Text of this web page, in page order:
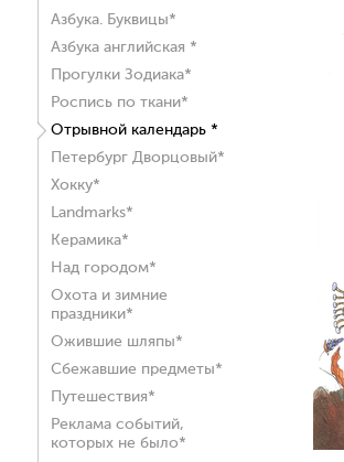
Азбука. Буквицы*
Азбука английская *
Прогулки Зодиака*
Роспись по ткани*
Отрывной календарь *
Петербург Дворцовый*
Хокку*
Landmarks*
Керамика*
Над городом*
Охота и зимние
праздники*
Ожившие шляпы*
Сбежавшие предметы*
Путешествия*
Реклама событий,
которых не было*